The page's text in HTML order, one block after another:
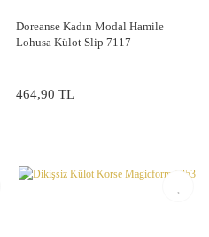
Doreanse Kadın Modal Hamile
Lohusa Külot Slip 7117
464,90 TL